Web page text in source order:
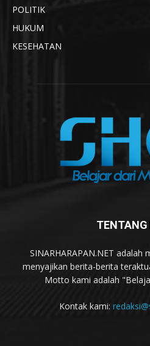
POLITIK
HUKUM
KESEHATAN
SINARHARAPAN.NET adalah
menyajikan berita-berita
Motto kami adalah
Kontak kami: